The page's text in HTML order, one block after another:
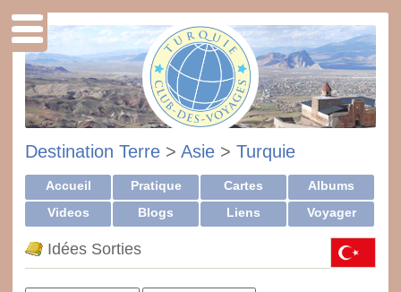
Destination Terre > Asie > Turquie
Accueil Pratique Cartes
Albums
Videos
Blogs Liens Voyager
Idées Sorties